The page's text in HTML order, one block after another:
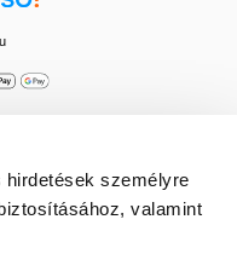
hirdetések személyre
valamint